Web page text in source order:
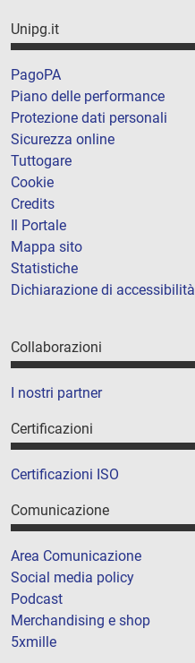
Unipg.it
PagoPA
Piano delle performance
Protezione dati personali
Sicurezza online
Tuttogare
Cookie
Credits
Il Portale
Mappa sito
Statistiche
Dichiarazione di accessibilità
Collaborazioni
I nostri partner
Certificazioni
Certificazioni ISO
Comunicazione
Area Comunicazione
Social media policy
Podcast
Merchandising e shop
5xmille